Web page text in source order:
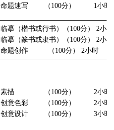
命题速写
（100分）
1小时
临摹（楷书或行书）（100分） 2
临摹（篆书或隶书）（100分） 2小
命题创作 （100分） 2小时
素描
创意色彩
创意设计
（100分）
（100分）
（100分）
2小时
2小时
3小时